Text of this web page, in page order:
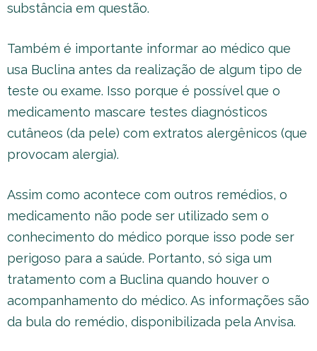
substância em questão.
Também é importante informar ao médico que
usa Buclina antes da realização de algum tipo de
teste ou exame. Isso porque é possível que o
medicamento mascare testes diagnósticos
cutâneos (da pele) com extratos alergênicos (que
provocam alergia).
Assim como acontece com outros remédios, o
medicamento não pode ser utilizado sem o
conhecimento do médico porque isso pode ser
perigoso para a saúde. Portanto, só siga um
tratamento com a Buclina quando houver o
acompanhamento do médico. As informações são
da bula do remédio, disponibilizada pela Anvisa.